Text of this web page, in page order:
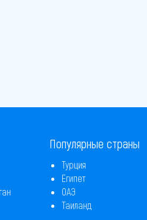
Популярные страны
Турция
Египет
ОАЭ
Таиланд